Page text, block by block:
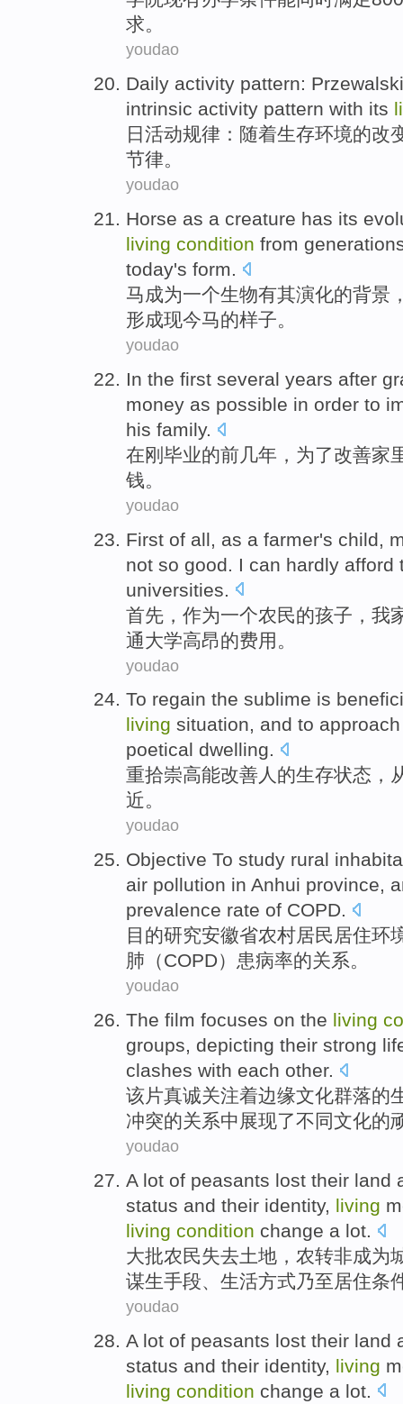
求。
youdao
Daily activity pattern:
intrinsic activity pattern with its
日 活动规律 ： 随着生存环境的改
节律。
youdao
Horse as a creature has its
living condition from
today's form.
马成为一个生物有其演化的背景
形成现今马的样子。
youdao
In the first several years after
money as possible in order to
his family.
在刚 毕业的前 几年 ， 为了改善家
钱。
youdao
First of all, as a farmer's child ,
not so good . I can hardly afford
universities
首先 ， 作为一个农民的孩子 ， 我
通大学高昂的费用。
youdao
To regain the sublime is
living situation, and to approach
poetical dwelling.
重拾崇高能改善 人 的生存状态 ，
近。
youdao
Objective To study rural
air pollution in Anhui province,
prevalence rate of COPD.
目的研究安徽省农村居民 居住环
肺（COPD） 患病率的关系。
youdao
The film focuses on the living
groups, depicting their strong
clashes with each other.
该片真诚关注着边缘文化群落的
冲突的关系中展现了不同文化的
youdao
A lot of peasants lost their land
status and their identity, living
living condition change a lot.
大批农民失去土地 ， 农转非成为
谋生手段、 生活方式乃至居住条
youdao
A lot of peasants lost their land
status and their identity, living
living condition change a lot